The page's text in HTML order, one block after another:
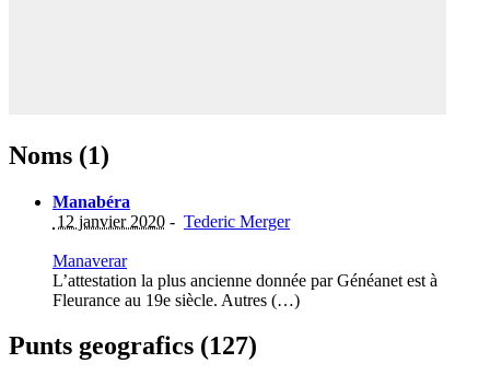
Noms (1)
Manabéra
12 janvier 2020 - Tederic Merger
Manaverar
L’attestation la plus ancienne donnée par Généanet est à
Fleurance au 19e siècle. Autres (…)
Punts geografics (127)